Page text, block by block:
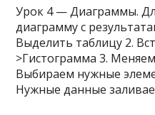
Урок 4 — Диаграммы.
диаграмму с
Выделить таблицу 2.
>Гистограмма 3.
Выбираем нужные
Нужные данные